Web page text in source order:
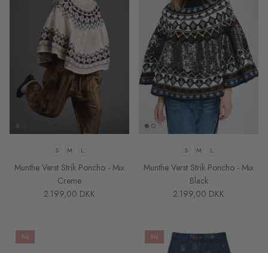
S M L
Munthe Verst Strik Poncho - Mix
Creme
2.199,00 DKK
S M L
Munthe Verst Strik Poncho - Mix
Black
2.199,00 DKK
Ny Ny